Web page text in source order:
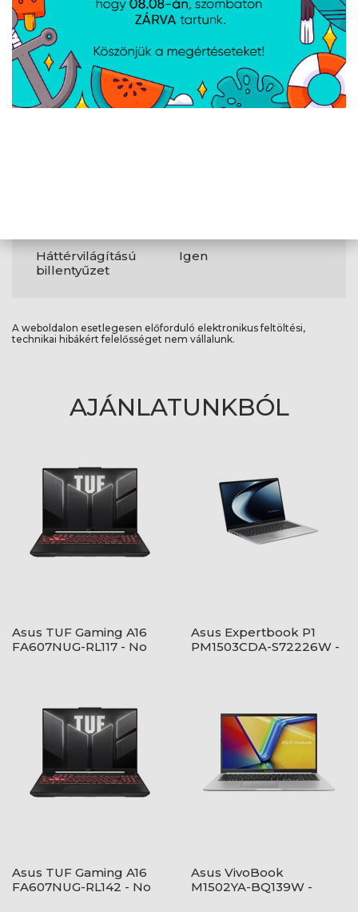
WLAN
802.11be
Bluetooth
Igen
Webkamera
Háttérvilágítású
billentyűzet
Igen
A weboldalon esetlegesen előforduló elektronikus feltöltési,
technikai hibákért felelősséget nem vállalunk.
AJÁNLATUNKBÓL
Asus TUF Gaming A16
FA607NUG-RL117 - No
Asus Expertbook P1
PM1503CDA-S72226W -
Asus TUF Gaming A16
FA607NUG-RL142 - No
Asus VivoBook
M1502YA-BQ139W -